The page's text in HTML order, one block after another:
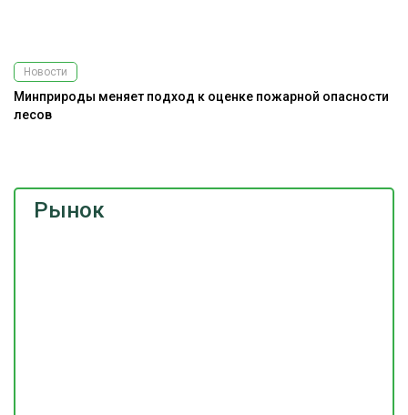
Рынок
Новости
Минприроды меняет подход к оценке пожарной опасности
лесов